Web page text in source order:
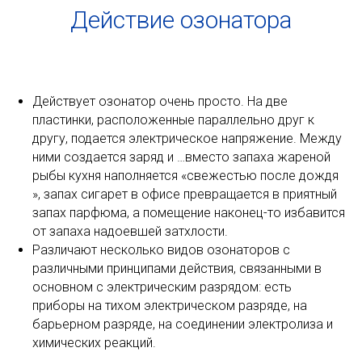
Действие озонатора
Действует озонатор очень просто. На две
пластинки, расположенные параллельно друг к
другу, подается электрическое напряжение. Между
ними создается заряд и …вместо запаха жареной
рыбы кухня наполняется «свежестью после дождя
», запах сигарет в офисе превращается в приятный
запах парфюма, а помещение наконец-то избавится
от запаха надоевшей затхлости.
Различают несколько видов озонаторов с
различными принципами действия, связанными в
основном с электрическим разрядом: есть
приборы на тихом электрическом разряде, на
барьерном разряде, на соединении электролиза и
химических реакций.